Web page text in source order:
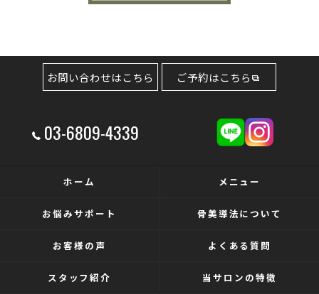
03-6809-4339
お問い合わせはこちら ご予約はこちら
ホーム メニュー
お悩みサポート 骨美導法について
お客様の声 よくある質問
スタッフ紹介 当サロンの特徴